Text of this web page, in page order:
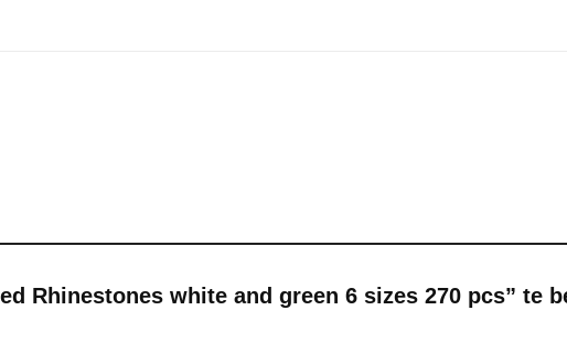
Rhinestones white and green 6 sizes 270 pcs” te